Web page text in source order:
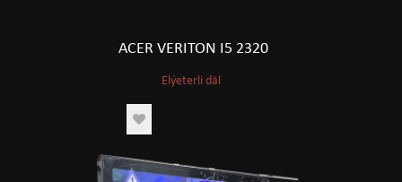
ACER VERITON I5 2320
Elýeterli däl